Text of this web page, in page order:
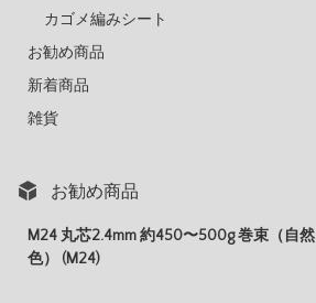
カゴメ編みシート
お勧め商品
新着商品
雑貨
お勧め商品
M24 丸芯2.4mm 約450〜500g 巻束（自然
色） (M24)